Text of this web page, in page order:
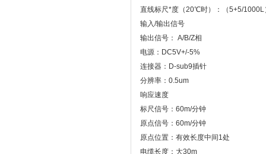
直线标尺*度（20℃时）：（5+5/
输入/输出信号
输出信号： A/B/Z相
电源：DC5V+/-5%
连接器：D-sub9插针
分辨率：0.5um
响应速度
标尺信号：60m/分钟
原点信号：60m/分钟
原点位置：有效长度中间1处
电缆长度：大30m